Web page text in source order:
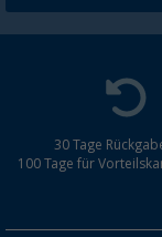
30 Tage
100 Tage für